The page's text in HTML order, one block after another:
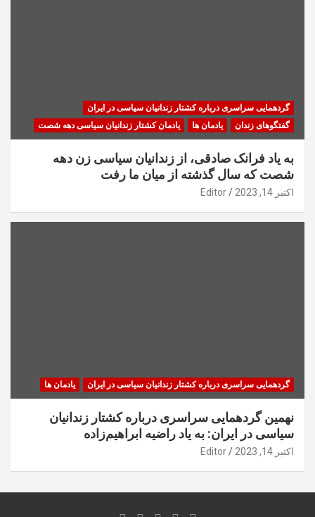
گردهمایی سراسری درباره کشتار زندانیان سیاسی در ایران
گفتگوهای زندان
یادمان ها یادمان کشتار زندانیان سیاسی دهه شصت
به یاد فرانک صادقی، از زندانیان سیاسی زن دهه
شصت که سال گذشته از میان ما رفت
اکتبر 14, 2023 Editor
گردهمایی سراسری درباره کشتار زندانیان سیاسی در ایران یادمان ها
نهمین گردهمایی سراسری درباره کشتار زندانیان
سیاسی در ایران: به یاد راضیه ابراهیم‌زاده
اکتبر 14, 2023 Editor